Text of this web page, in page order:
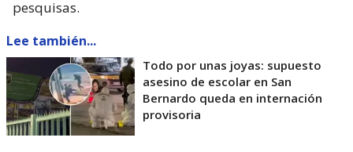
pesquisas.
Lee también...
Todo por unas joyas: supuesto
asesino de escolar en San
Bernardo queda en internación
provisoria